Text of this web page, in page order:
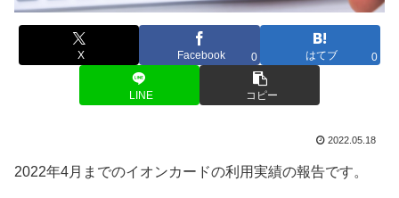
X Facebook 0 はてブ 0
LINE コピー
2022.05.18
2022年4月までのイオンカードの利用実績の報告です。